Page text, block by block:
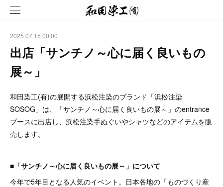
2025.07.15 00:00
出店「サンチノ～心に届く良いもの
展～」
和田染工(有)の展開する浜松注染のブランド「浜松注染
SOSOG」は、「サンチノ～心に届く良いもの展～」のentrance
ブースに出店し、浜松注染手ぬぐいやシャツなどのアイテムを販
売します。
■「サンチノ～心に届く良いもの展～」について
今年で5年目となる人気のイベント。日本各地の「ものづくり産